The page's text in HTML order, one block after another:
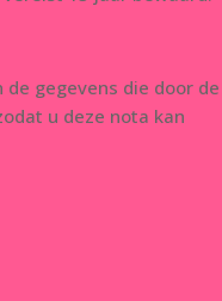
gegevens die door de
u deze nota kan